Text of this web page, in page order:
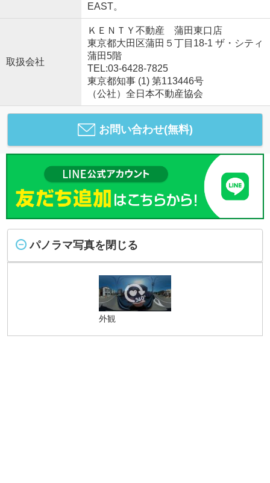
EAST。
取扱会社
ＫＥＮＴＹ不動産 蒲田東口店
東京都大田区蒲田５丁目18-1 ザ・シティ
蒲田5階
TEL:03-6428-7825
東京都知事 (1) 第113446号
（公社）全日本不動産協会
お問い合わせ(無料)
パノラマ写真を閉じる
外観